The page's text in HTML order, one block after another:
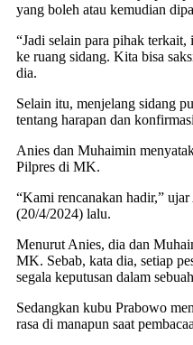
yang boleh atau kemudian
“Jadi selain para pihak
ke ruang sidang. Kita bisa
dia.
Selain itu, menjelang sidang
tentang harapan dan
Anies dan Muhaimin
Pilpres di MK.
“Kami rencanakan hadir,”
(20/4/2024) lalu.
Menurut Anies, dia dan
MK. Sebab, kata dia, setiap
segala keputusan dalam
Sedangkan kubu Prabowo
rasa di manapun saat